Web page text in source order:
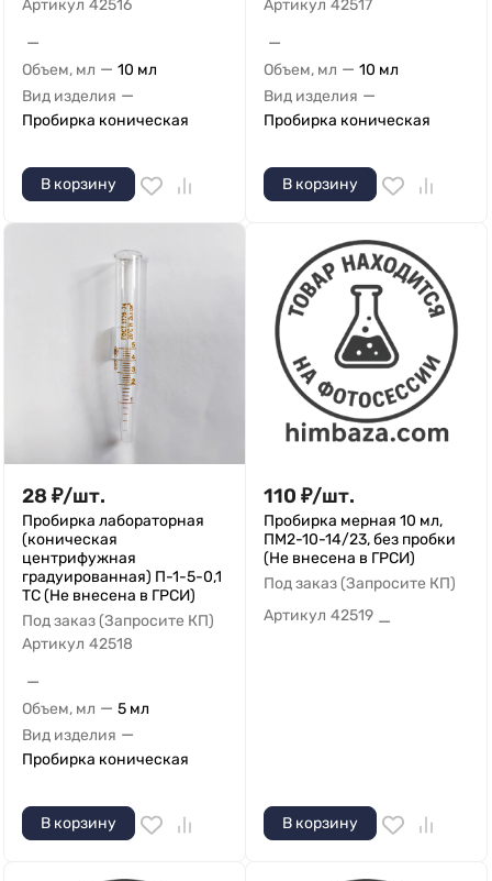
Артикул 42516
—
Объем, мл — 10 мл
Вид изделия —
Пробирка коническая
В корзину
Артикул 42517
—
Объем, мл — 10 мл
Вид изделия —
Пробирка коническая
В корзину
28 ₽/шт.
Пробирка лабораторная
(коническая
центрифужная
градуированная) П-1-5-0,1
ТС (Не внесена в ГРСИ)
Под заказ (Запросите КП)
Артикул 42518
—
Объем, мл — 5 мл
Вид изделия —
Пробирка коническая
В корзину
110 ₽/шт.
Пробирка мерная 10 мл,
ПМ2-10-14/23, без пробки
(Не внесена в ГРСИ)
Под заказ (Запросите КП)
Артикул 42519 —
В корзину